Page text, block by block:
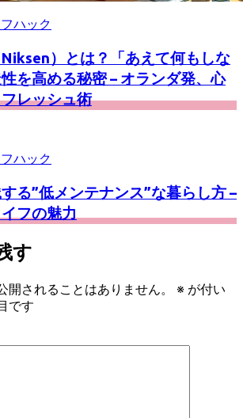
ハック
）とは？「あえて何もしな
を高める秘密 – オランダ発、心
レッシュ術
ハック
る”低メンテナンス”な暮らし方 –
フの魅力
す
開されることはありません。 ※ が付い
です